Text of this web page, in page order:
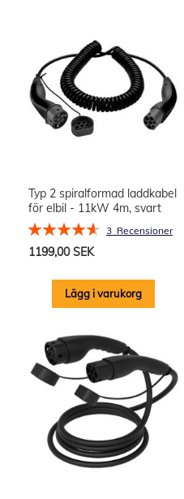
Typ 2 spiralformad laddkabel
för elbil - 11kW 4m, svart
Rating:
3 Recensioner
1199,00 SEK
Lägg i varukorg